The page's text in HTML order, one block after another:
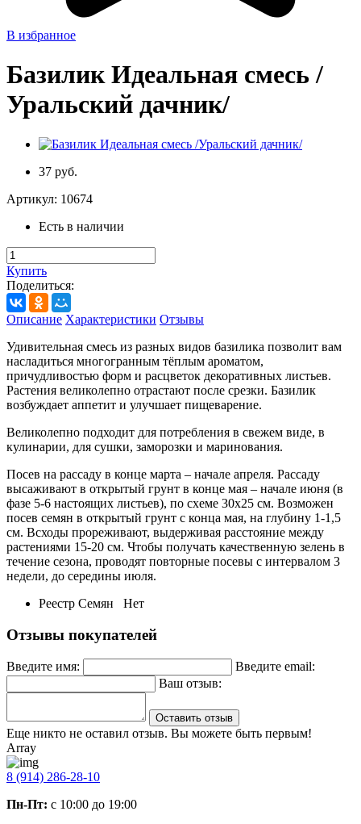
В избранное
Базилик Идеальная смесь /
Уральский дачник/
37 руб.
Артикул: 10674
Есть в наличии
Купить
Поделиться:
Описание Характеристики Отзывы
Удивительная смесь из разных видов базилика позволит вам
насладиться многогранным тёплым ароматом,
причудливостью форм и расцветок декоративных листьев.
Растения великолепно отрастают после срезки. Базилик
возбуждает аппетит и улучшает пищеварение.
Великолепно подходит для потребления в свежем виде, в
кулинарии, для сушки, заморозки и маринования.
Посев на рассаду в конце марта – начале апреля. Рассаду
высаживают в открытый грунт в конце мая – начале июня (в
фазе 5-6 настоящих листьев), по схеме 30х25 см. Возможен
посев семян в открытый грунт с конца мая, на глубину 1-1,5
см. Всходы прореживают, выдерживая расстояние между
растениями 15-20 см. Чтобы получать качественную зелень в
течение сезона, проводят повторные посевы с интервалом 3
недели, до середины июля.
Реестр Семян
Нет
Отзывы покупателей
Введите имя:
Введите email:
Ваш отзыв:
Оставить отзыв
Еще никто не оставил отзыв. Вы можете быть первым!
Array
8 (914) 286-28-10
Пн-Пт: с 10:00 до 19:00